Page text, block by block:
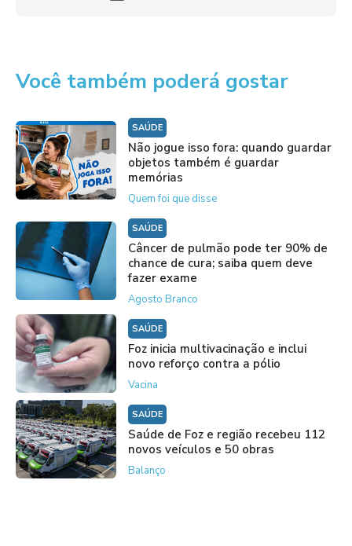
Você também poderá gostar
SAÚDE
Não jogue isso fora: quando guardar
objetos também é guardar
memórias
Quem foi que disse
SAÚDE
Câncer de pulmão pode ter 90% de
chance de cura; saiba quem deve
fazer exame
Agosto Branco
SAÚDE
Foz inicia multivacinação e inclui
novo reforço contra a pólio
Vacina
SAÚDE
Saúde de Foz e região recebeu 112
novos veículos e 50 obras
Balanço